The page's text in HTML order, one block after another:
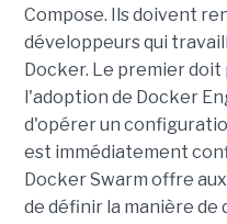
Compose. Ils doivent
développeurs qui
Docker. Le premier
l'adoption de Docker
d'opérer un
est immédiatement
Docker Swarm offre
de définir la manière de